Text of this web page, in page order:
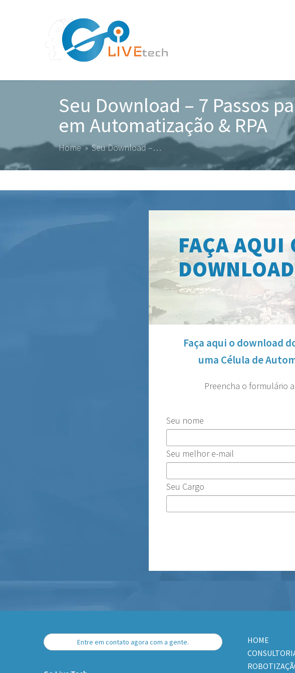
Seu Download – 7 Passos
em Automatização & RPA
Home»Seu Download –…
FAÇA AQUI
DOWNLOAD
Faça aqui o download
uma Célula de
Preencha o formulário
Seu nome
Seu melhor e-mail
Seu Cargo
Entre em contato agora com a gente.
HOME